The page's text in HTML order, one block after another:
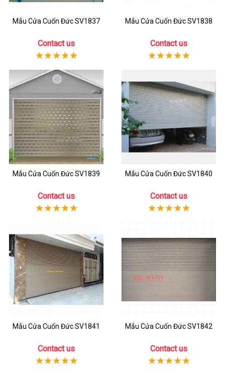
Mẫu Cửa Cuốn Đức SV1837
Contact us
Mẫu Cửa Cuốn Đức SV1838
Contact us
Mẫu Cửa Cuốn Đức SV1839
Contact us
Mẫu Cửa Cuốn Đức SV1840
Contact us
Mẫu Cửa Cuốn Đức SV1841
Contact us
Mẫu Cửa Cuốn Đức SV1842
Contact us